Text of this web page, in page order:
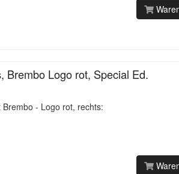
Brembo Logo rot, Special Ed.
- Logo rot, rechts: